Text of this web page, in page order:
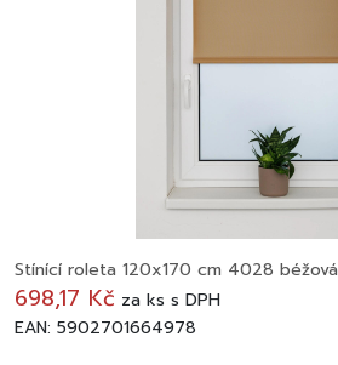
Stínící roleta 120x170 cm 4028 béžová
698,17 Kč za ks s DPH
EAN: 5902701664978